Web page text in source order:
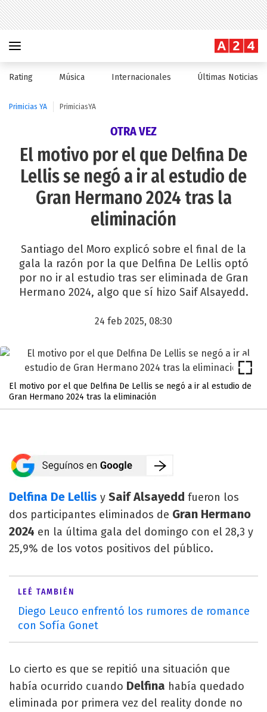
Rating Música Internacionales Últimas Noticias
Primicias YA PrimiciasYA
OTRA VEZ
El motivo por el que Delfina De
Lellis se negó a ir al estudio de
Gran Hermano 2024 tras la
eliminación
Santiago del Moro explicó sobre el final de la
gala la razón por la que Delfina De Lellis optó
por no ir al estudio tras ser eliminada de Gran
Hermano 2024, algo que sí hizo Saif Alsayedd.
24 feb 2025, 08:30
El motivo por el que Delfina De Lellis se negó a ir al estudio de
Gran Hermano 2024 tras la eliminación
Delfina De Lellis y Saif Alsayedd fueron los
dos participantes eliminados de Gran Hermano
2024 en la última gala del domingo con el 28,3 y
25,9% de los votos positivos del público.
LEÉ TAMBIÉN
Diego Leuco enfrentó los rumores de romance
con Sofía Gonet
Lo cierto es que se repitió una situación que
había ocurrido cuando Delfina había quedado
eliminada por primera vez del reality donde no